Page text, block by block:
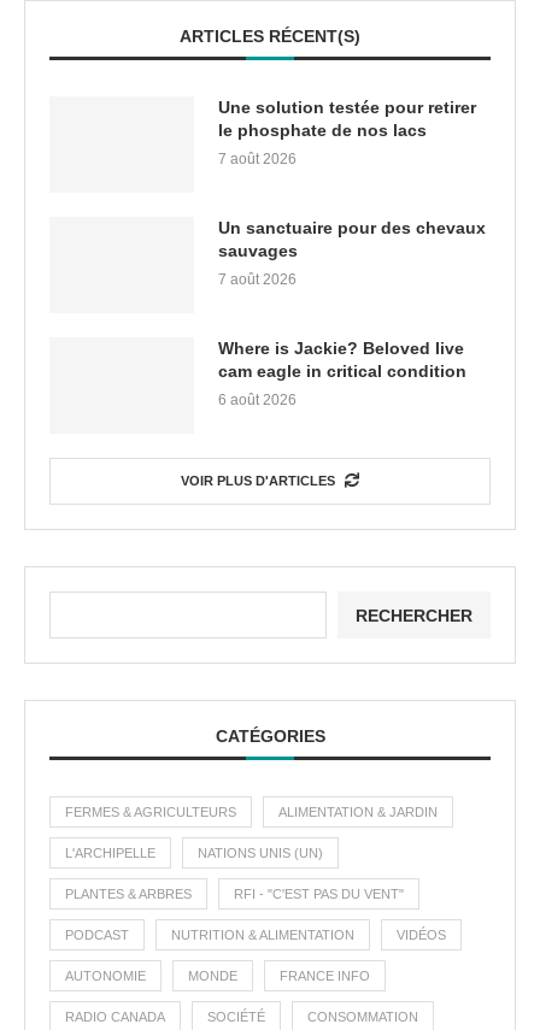
ARTICLES RÉCENT(S)
Une solution testée pour retirer
le phosphate de nos lacs
7 août 2026
Un sanctuaire pour des chevaux
sauvages
7 août 2026
Where is Jackie? Beloved live
cam eagle in critical condition
6 août 2026
VOIR PLUS D'ARTICLES
RECHERCHER
CATÉGORIES
FERMES & AGRICULTEURS ALIMENTATION & JARDIN
L'ARCHIPELLE NATIONS UNIS (UN)
PLANTES & ARBRES RFI - "C'EST PAS DU VENT"
PODCAST NUTRITION & ALIMENTATION VIDÉOS
AUTONOMIE MONDE FRANCE INFO
RADIO CANADA SOCIÉTÉ CONSOMMATION